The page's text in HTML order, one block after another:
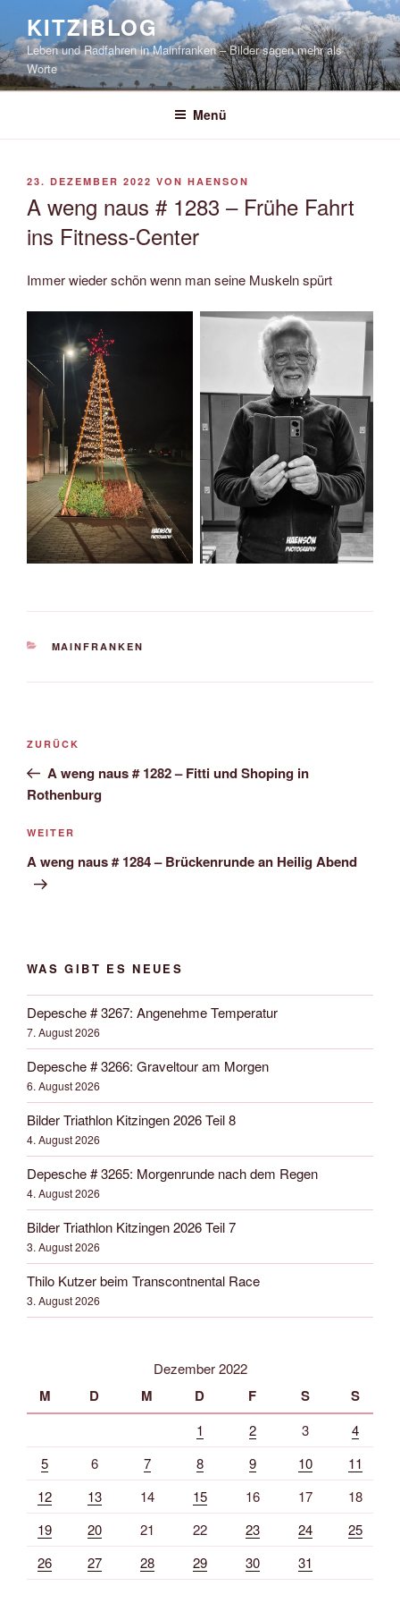
springen
KITZIBLOG
Leben und Radfahren in Mainfranken – Bilder sagen mehr als
Worte
Menü
VERÖFFENTLICHT
23. DEZEMBER 2022 VON HAENSON
A weng naus # 1283 – Frühe Fahrt
ins Fitness-Center
Immer wieder schön wenn man seine Muskeln spürt
KATEGORIEN
MAINFRANKEN
Beitrags-
Vorheriger
Beitrag
ZURÜCK
A weng naus # 1282 – Fitti und Shoping in
Rothenburg
Nächster
Beitrag
WEITER
A weng naus # 1284 – Brückenrunde an Heilig Abend
WAS GIBT ES NEUES
Depesche # 3267: Angenehme Temperatur
7. August 2026
Depesche # 3266: Graveltour am Morgen
6. August 2026
Bilder Triathlon Kitzingen 2026 Teil 8
4. August 2026
Depesche # 3265: Morgenrunde nach dem Regen
4. August 2026
Bilder Triathlon Kitzingen 2026 Teil 7
3. August 2026
Thilo Kutzer beim Transcontnental Race
3. August 2026
Dezember 2022
M D M D F S S
1 2 3
4
5
6 7 8 9 10
11
12
13 14 15 16 17
18
19
20 21 22 23 24
25
26
27 28 29 30 31